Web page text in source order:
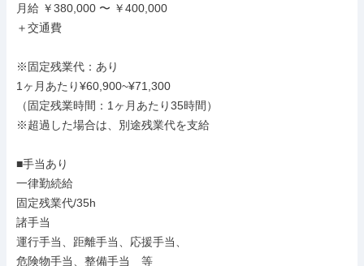
月給 ￥380,000 〜 ￥400,000
＋交通費
※固定残業代：あり
1ヶ月あたり¥60,900~¥71,300
（固定残業時間：1ヶ月あたり35時間）
※超過した場合は、別途残業代を支給
■手当あり
一律勤続給
固定残業代/35h
諸手当
運行手当、距離手当、応援手当、
危険物手当、整備手当　等